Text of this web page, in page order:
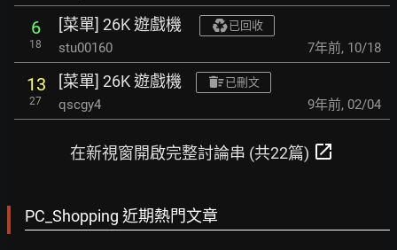
6
18
[菜單] 26K 遊戲機 已回收
stu00160 7年前, 10/18
13
27
[菜單] 26K 遊戲機 已刪文
qscgy4 9年前, 02/04
在新視窗開啟完整討論串 (共22篇) open_in_new
PC_Shopping 近期熱門文章